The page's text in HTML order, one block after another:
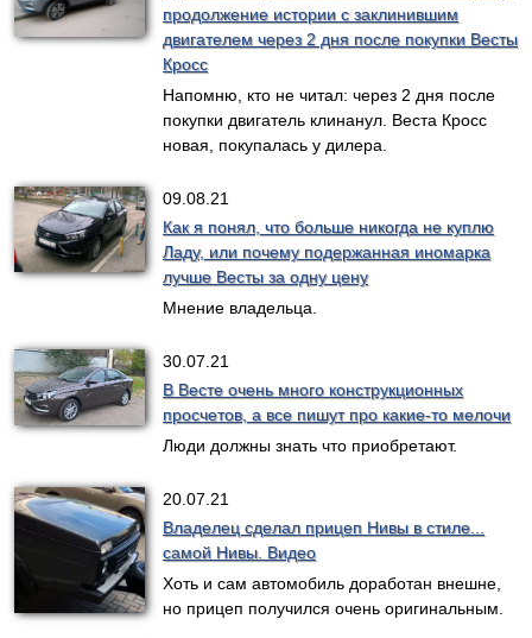
продолжение истории с заклинившим
двигателем через 2 дня после покупки Весты
Кросс
Напомню, кто не читал: через 2 дня после
покупки двигатель клинанул. Веста Кросс
новая, покупалась у дилера.
09.08.21
Как я понял, что больше никогда не куплю
Ладу, или почему подержанная иномарка
лучше Весты за одну цену
Мнение владельца.
30.07.21
В Весте очень много конструкционных
просчетов, а все пишут про какие-то мелочи
Люди должны знать что приобретают.
20.07.21
Владелец сделал прицеп Нивы в стиле...
самой Нивы. Видео
Хоть и сам автомобиль доработан внешне,
но прицеп получился очень оригинальным.